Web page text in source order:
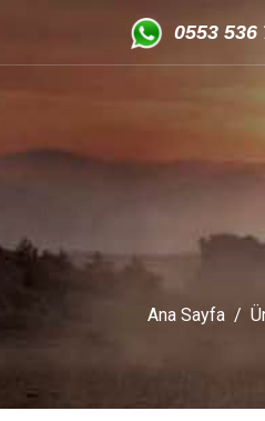
0553 536
TOYOTA - ISUZU ORİJİNAL
Ana Sayfa